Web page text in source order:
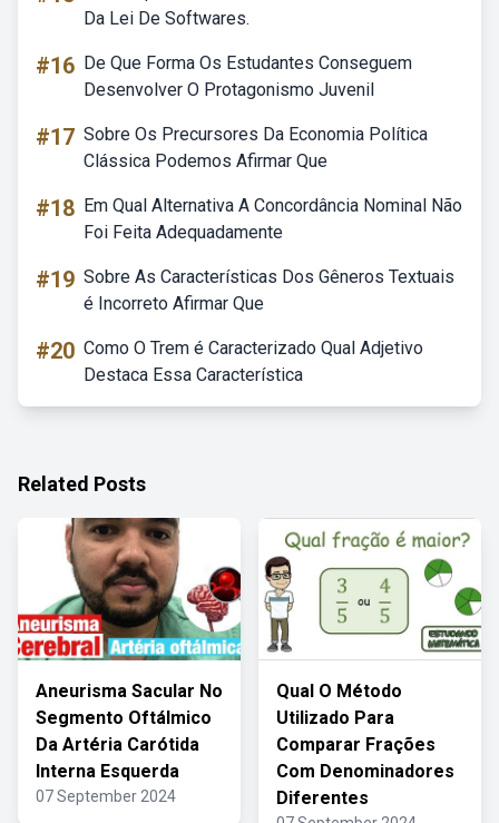
Da Lei De Softwares.
#16 De Que Forma Os Estudantes Conseguem
Desenvolver O Protagonismo Juvenil
#17 Sobre Os Precursores Da Economia Política
Clássica Podemos Afirmar Que
#18 Em Qual Alternativa A Concordância Nominal Não
Foi Feita Adequadamente
#19 Sobre As Características Dos Gêneros Textuais
é Incorreto Afirmar Que
#20 Como O Trem é Caracterizado Qual Adjetivo
Destaca Essa Característica
Related Posts
Aneurisma Sacular No
Segmento Oftálmico
Da Artéria Carótida
Interna Esquerda
07 September 2024
Qual O Método
Utilizado Para
Comparar Frações
Com Denominadores
Diferentes